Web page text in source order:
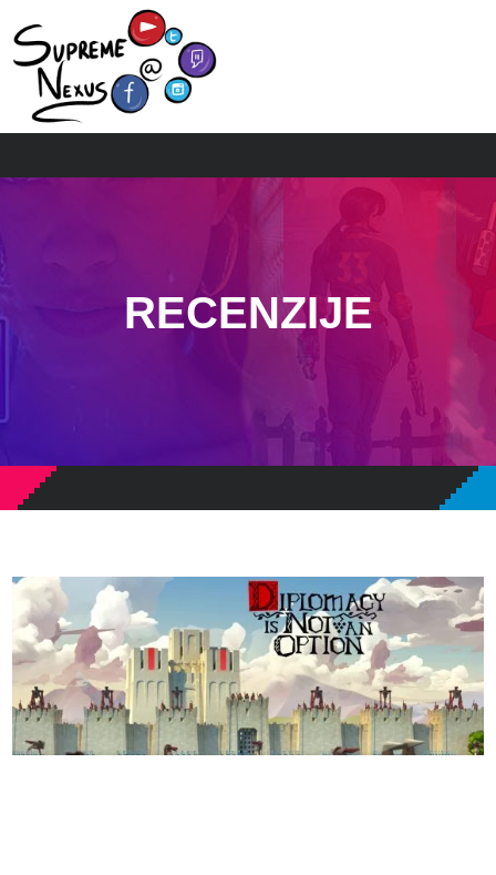
RECENZIJE